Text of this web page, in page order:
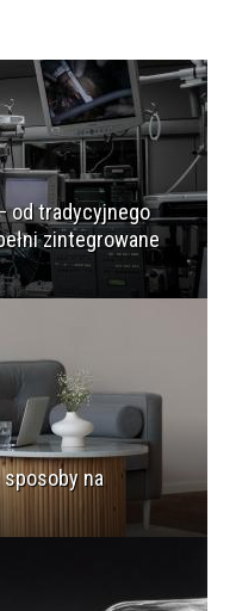
od tradycyjnego
zintegrowane
na